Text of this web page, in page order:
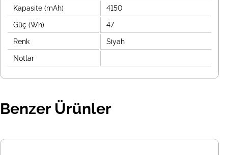
Kapasite (mAh) 4150
Güç (Wh) 47
Renk Siyah
Notlar
Benzer Ürünler